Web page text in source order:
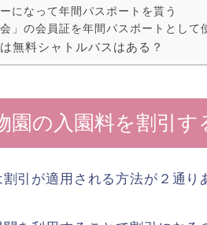
になって年間パスポートを貰う
会」の会員証を年間パスポートとして
無料シャトルバスはある？
園の入園料を割引す
引が適用される方法が２通り